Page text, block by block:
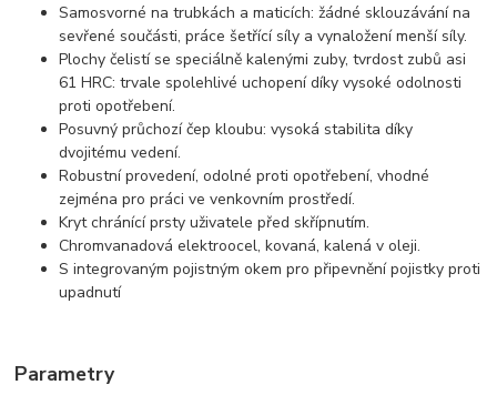
Samosvorné na trubkách a maticích: žádné sklouzávání na
sevřené součásti, práce šetřící síly a vynaložení menší síly.
Plochy čelistí se speciálně kalenými zuby, tvrdost zubů asi
61 HRC: trvale spolehlivé uchopení díky vysoké odolnosti
proti opotřebení.
Posuvný průchozí čep kloubu: vysoká stabilita díky
dvojitému vedení.
Robustní provedení, odolné proti opotřebení, vhodné
zejména pro práci ve venkovním prostředí.
Kryt chránící prsty uživatele před skřípnutím.
Chromvanadová elektroocel, kovaná, kalená v oleji.
S integrovaným pojistným okem pro připevnění pojistky proti
upadnutí
Parametry